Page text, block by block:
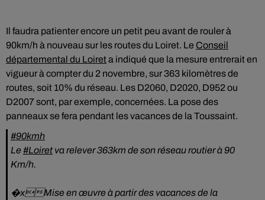
Il faudra patienter encore un petit peu avant de rouler à
90km/h à nouveau sur les routes du Loiret. Le Conseil
départemental du Loireta indiqué que la mesure entrerait en
vigueur à compter du 2 novembre, sur 363 kilomètres de
routes, soit 10% du réseau. Les D2060, D2020, D952 ou
D2007 sont, par exemple, concernées. La pose des
panneaux se fera pendant les vacances de la Toussaint.
#90kmh
Le#Loiret va relever 363km de son réseau routier à 90
Km/h.
�xMise en œuvre à partir des vacances de la